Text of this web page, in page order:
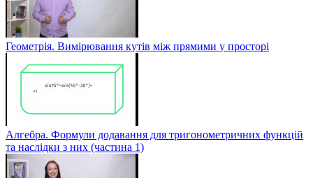
Геометрія. Вимірювання кутів між прямими у просторі
Алгебра. Формули додавання для тригонометричних функцій
та наслідки з них (частина 1)